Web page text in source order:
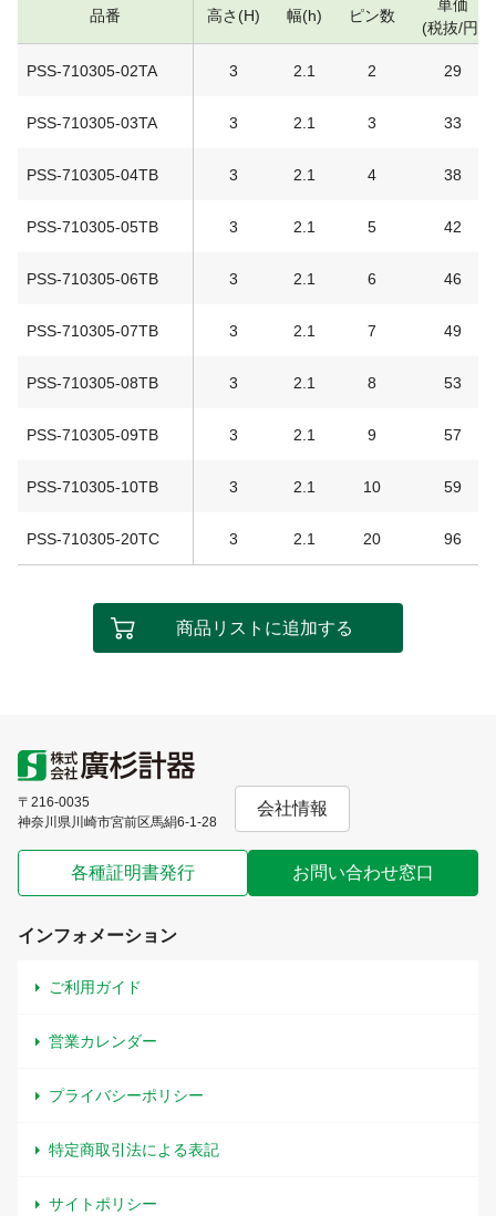
品番 高さ(H) 幅(h) ピン数
単価
(税抜/円)
PSS-710305-02TA 3 2.1 2 29
PSS-710305-03TA 3 2.1 3 33
PSS-710305-04TB 3 2.1 4 38
PSS-710305-05TB 3 2.1 5 42
PSS-710305-06TB 3 2.1 6 46
PSS-710305-07TB 3 2.1 7 49
PSS-710305-08TB 3 2.1 8 53
PSS-710305-09TB 3 2.1 9 57
PSS-710305-10TB 3 2.1 10 59
PSS-710305-20TC 3 2.1 20 96
商品リストに追加する
〒216-0035
神奈川県川崎市宮前区馬絹6-1-28
会社情報
各種証明書発行 お問い合わせ窓口
インフォメーション
ご利用ガイド
営業カレンダー
プライバシーポリシー
特定商取引法による表記
サイトポリシー